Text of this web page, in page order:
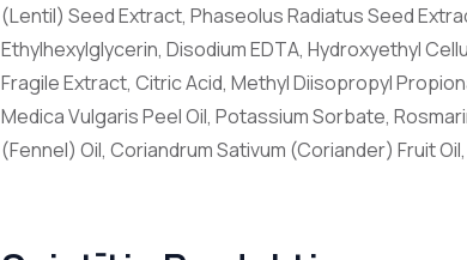
(Lentil) Seed Extract, Phaseolus Radiatus Seed
Ethylhexylglycerin, Disodium EDTA, Hydroxyethyl
Fragile Extract, Citric Acid, Methyl Diisopropyl
Medica Vulgaris Peel Oil, Potassium Sorbate,
(Fennel) Oil, Coriandrum Sativum (Coriander) Fruit